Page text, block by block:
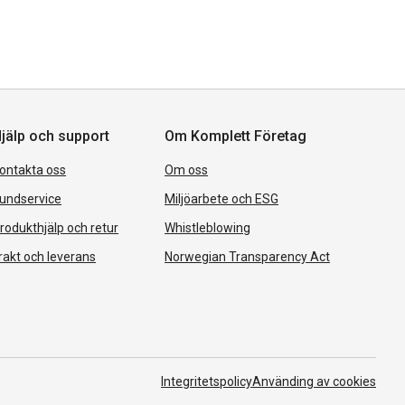
och support
oss
och retur
och leverans
Om Komplett Företag
Om oss
Miljöarbete och ESG
Whistleblowing
Norwegian Transparency Act
IntegritetspolicyAnvänding av cookies